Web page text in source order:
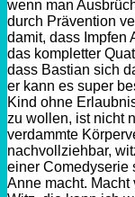
wenn man
durch Prävention
damit, dass Impfen
das kompletter
dass Bastian sich
er kann es super
Kind ohne
zu wollen, ist nicht
verdammte
nachvollziehbar,
einer Comedyserie
Anne macht. Macht